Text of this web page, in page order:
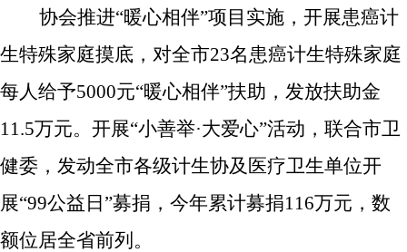
协会推进“暖心相伴”项目实施， 开展患癌计
生特殊家庭摸底， 对全市23名患癌计生特殊家庭
每人给予5000元“暖心相伴”扶助 ，发放扶助金
11.5万元。 开展“小善举·大爱心”活动， 联合市卫
健委，发动全市各级计生协及 医疗卫生单位开
展“99公益日 ”募捐，今年累计募捐116万元， 数
额位居全省前列 。